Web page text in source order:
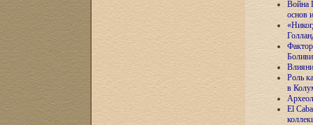
Война
основ
Роль
в
El